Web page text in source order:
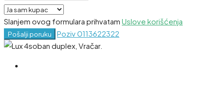
Slanjem ovog formulara prihvatam Uslove korišćenja
Pošalji poruku Poziv0113622322